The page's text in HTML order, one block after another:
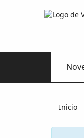
Inicio